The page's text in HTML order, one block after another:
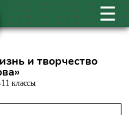
и творчество
11 классы